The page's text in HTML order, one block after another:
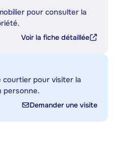
pour consulter la
Voir la fiche détaillée
courtier pour visiter la
personne.
Demander une visite